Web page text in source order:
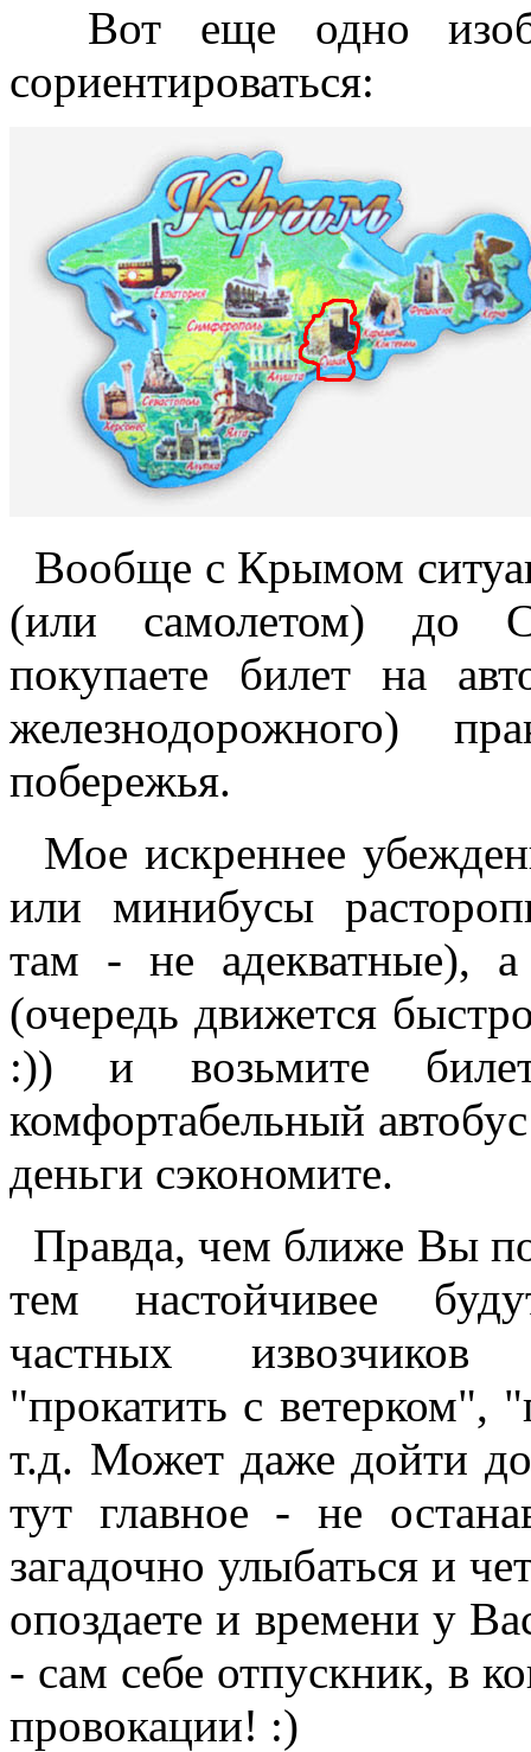
Вот еще одно
сориентироваться:
Вообще с Крымом
(или самолетом) до
покупаете билет на
железнодорожного)
побережья.
Мое искреннее
или минибусы
там - не адекватные), а
(очередь движется
:)) и возьмите
комфортабельный
деньги сэкономите.
Правда, чем ближе Вы
тем настойчивее
частных извозчиков
"прокатить с ветерком",
т.д. Может даже дойти
тут главное - не
загадочно улыбаться и
опоздаете и времени у
- сам себе отпускник, в
провокации! :)